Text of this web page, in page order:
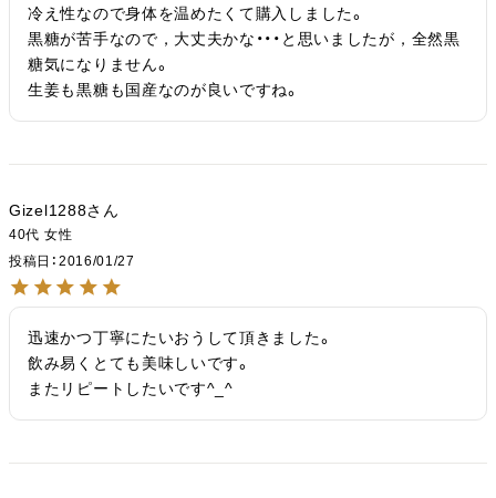
冷え性なので身体を温めたくて購入しました。
黒糖が苦手なので，大丈夫かな・・・と思いましたが，全然黒
糖気になりません。
生姜も黒糖も国産なのが良いですね。
Gizel1288
40代 女性
投稿日
2016/01/27
迅速かつ丁寧にたいおうして頂きました。
飲み易くとても美味しいです。
またリピートしたいです^_^